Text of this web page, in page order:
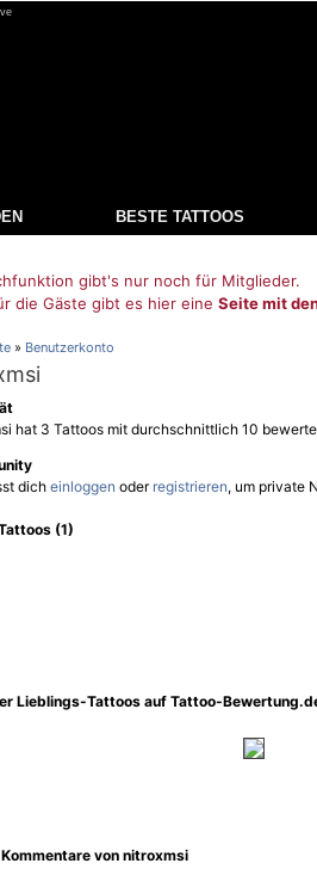
BESTE TATTOOS
gibt's nur noch für Mitglieder.
die Gäste gibt es hier eine Seite mit
» Benutzerkonto
hat 3 Tattoos mit durchschnittlich 10
dicheinloggen oder registrieren, um private
(1)
Lieblings-Tattoos auf Tattoo-
von nitroxmsi